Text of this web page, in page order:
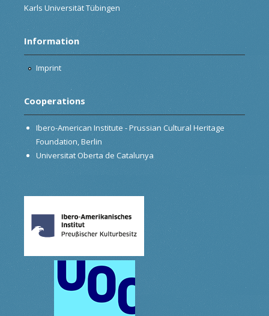
Karls Universität Tübingen
Information
Imprint
Cooperations
Ibero-American Institute - Prussian Cultural Heritage
Foundation, Berlin
Universitat Oberta de Catalunya